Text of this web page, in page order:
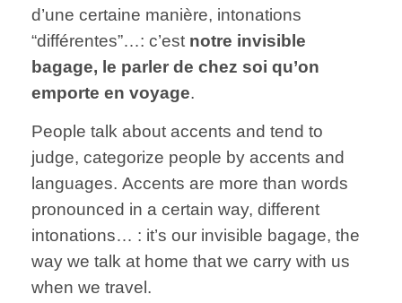
d’une certaine manière, intonations
“différentes”…: c’est notre invisible
bagage, le parler de chez soi qu’on
emporte en voyage.
People talk about accents and tend to
judge, categorize people by accents and
languages. Accents are more than words
pronounced in a certain way, different
intonations… : it’s our invisible bagage, the
way we talk at home that we carry with us
when we travel.